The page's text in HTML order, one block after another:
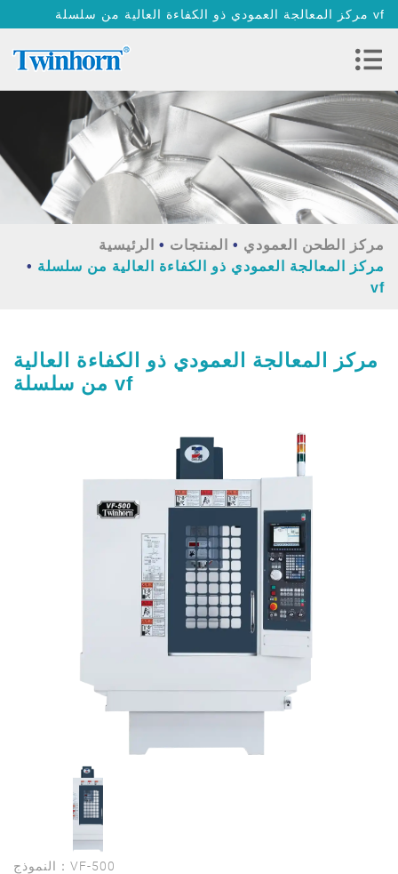
مركز المعالجة العمودي ذو الكفاءة العالية من سلسلة vf
الرئيسية المنتجات
مركز الطحن العمودي
مركز المعالجة العمودي ذو الكفاءة العالية من سلسلة
vf
مركز المعالجة العمودي ذو الكفاءة العالية
من سلسلة vf
النموذج：VF-500